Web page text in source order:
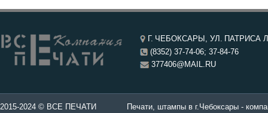
Г. ЧЕБОКСАРЫ, УЛ. ПАТРИСА
(8352) 37-74-06; 37-84-76
377406@MAIL.RU
в Чебоксары. Печати, штампы в г.Чебоксары -
2015-2024 © ВСЕ ПЕЧАТИ